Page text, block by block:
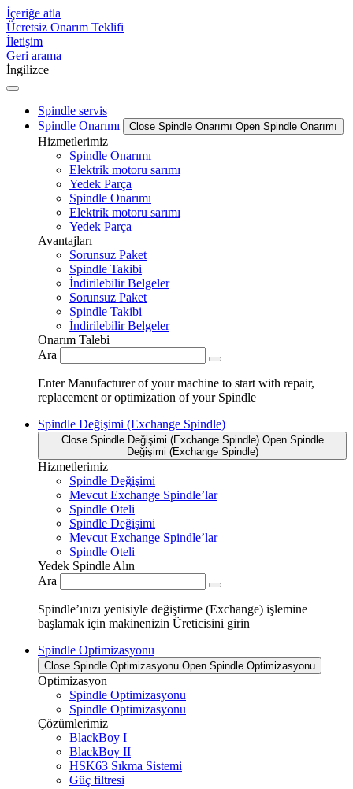
İçeriğe atla
Ücretsiz Onarım Teklifi
İletişim
Geri arama
İngilizce
Spindle servis
Spindle Onarımı
Close Spindle Onarımı Open Spindle Onarımı
Hizmetlerimiz
Spindle Onarımı
Elektrik motoru sarımı
Yedek Parça
Spindle Onarımı
Elektrik motoru sarımı
Yedek Parça
Avantajları
Sorunsuz Paket
Spindle Takibi
İndirilebilir Belgeler
Sorunsuz Paket
Spindle Takibi
İndirilebilir Belgeler
Onarım Talebi
Ara
Enter Manufacturer of your machine to start with repair,
replacement or optimization of your Spindle
Spindle Değişimi (Exchange Spindle)
Close Spindle Değişimi (Exchange Spindle) Open Spindle
Değişimi (Exchange Spindle)
Hizmetlerimiz
Spindle Değişimi
Mevcut Exchange Spindle’lar
Spindle Oteli
Spindle Değişimi
Mevcut Exchange Spindle’lar
Spindle Oteli
Yedek Spindle Alın
Ara
Spindle’ınızı yenisiyle değiştirme (Exchange) işlemine
başlamak için makinenizin Üreticisini girin
Spindle Optimizasyonu
Close Spindle Optimizasyonu Open Spindle Optimizasyonu
Optimizasyon
Spindle Optimizasyonu
Spindle Optimizasyonu
Çözümlerimiz
BlackBoy I
BlackBoy II
HSK63 Sıkma Sistemi
Güç filtresi